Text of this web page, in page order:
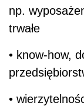
np.
trwałe
• know-how,
•